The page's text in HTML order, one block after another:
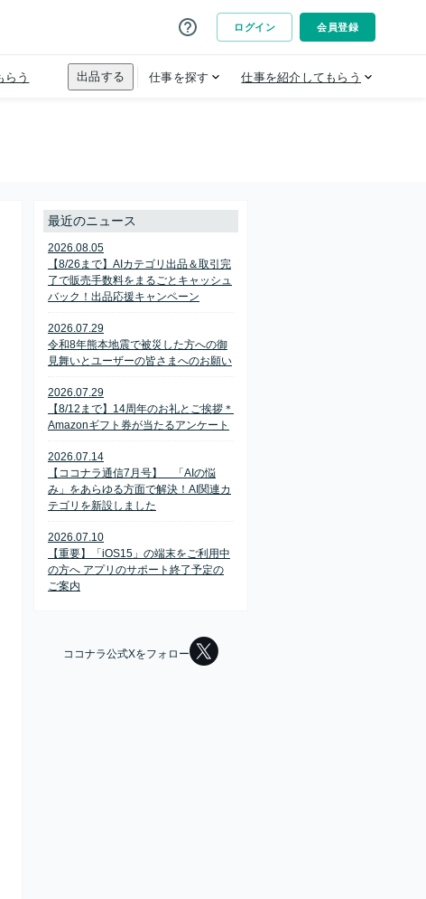
最近のニュース
2026.08.05
【8/26まで】AIカテゴリ出品＆取引完
了で販売手数料をまるごとキャッシュ
バック！出品応援キャンペーン
2026.07.29
令和8年熊本地震で被災した方への御
見舞いとユーザーの皆さまへのお願い
2026.07.29
【8/12まで】14周年のお礼とご挨拶＊
Amazonギフト券が当たるアンケート
2026.07.14
【ココナラ通信7月号】 「AIの悩
み」をあらゆる方面で解決！AI関連カ
テゴリを新設しました
2026.07.10
【重要】「iOS15」の端末をご利用中
の方へ アプリのサポート終了予定の
ご案内
ココナラ公式Xをフォロー